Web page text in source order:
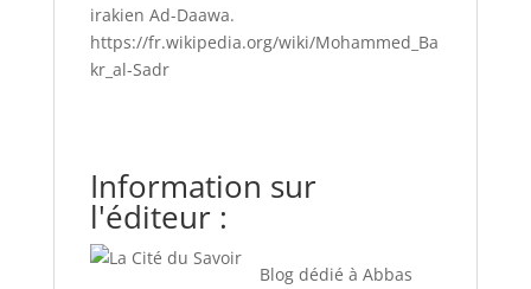
irakien Ad-Daawa.
https://fr.wikipedia.org/wiki/Mohammed_Ba
kr_al-Sadr
Information sur
l'éditeur :
Blog dédié à Abbas